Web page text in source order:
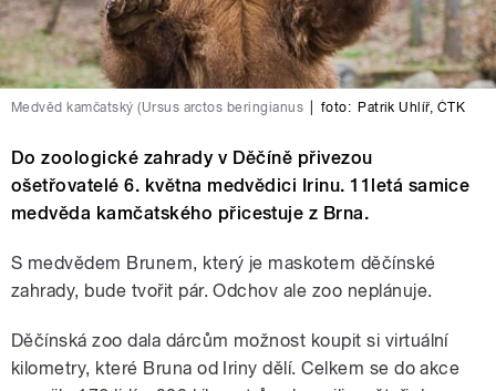
Medvěd kamčatský (Ursus arctos beringianus foto: Patrik Uhlíř, ČTK
Do zoologické zahrady v Děčíně přivezou
ošetřovatelé 6. května medvědici Irinu. 11letá samice
medvěda kamčatského přicestuje z Brna.
S medvědem Brunem, který je maskotem děčínské
zahrady, bude tvořit pár. Odchov ale zoo neplánuje.
Děčínská zoo dala dárcům možnost koupit si virtuální
kilometry, které Bruna od Iriny dělí. Celkem se do akce